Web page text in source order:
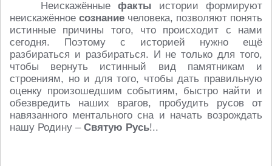
Неискажённые факты истории формируют
неискажённое сознание человека, позволяют понять
истинные причины того, что происходит с нами
сегодня. Поэтому с историей нужно ещё
разбираться и разбираться. И не только для того,
чтобы вернуть истинный вид памятникам и
строениям, но и для того, чтобы дать правильную
оценку произошедшим событиям, быстро найти и
обезвредить наших врагов, пробудить русов от
навязанного ментального сна и начать возрождать
нашу Родину – Святую Русь!..